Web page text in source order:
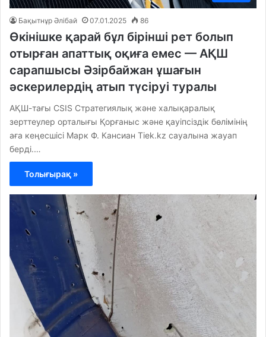
Бақытнұр Әлібай 07.01.2025 86
Өкінішке қарай бұл бірінші рет болып
отырған апаттық оқиға емес — АҚШ
сарапшысы Әзірбайжан ұшағын
әскерилердің атып түсіруі туралы
АҚШ-тағы CSIS Стратегиялық және халықаралық
зерттеулер орталығы Қорғаныс және қауіпсіздік бөлімінің
аға кеңесшісі Марк Ф. Кансиан Tiek.kz сауалына жауап
берді.…
Толығырақ »